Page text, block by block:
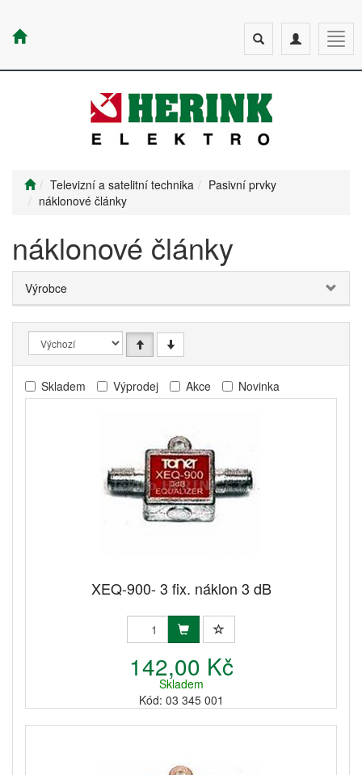
Toggle
navigation
Toggle
search
Televizní a satelitní technika
Pasivní prvky
náklonové články
náklonové články
Výrobce
Skladem Výprodej Akce Novinka
XEQ-900- 3 fix. náklon 3 dB
142,00 Kč
Skladem
Kód: 03 345 001